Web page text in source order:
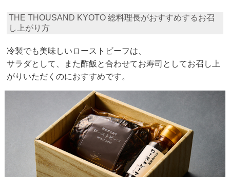
THE THOUSAND KYOTO 総料理長がおすすめするお召
し上がり方
冷製でも美味しいローストビーフは、
サラダとして、また酢飯と合わせてお寿司としてお召し上
がりいただくのにおすすめです。